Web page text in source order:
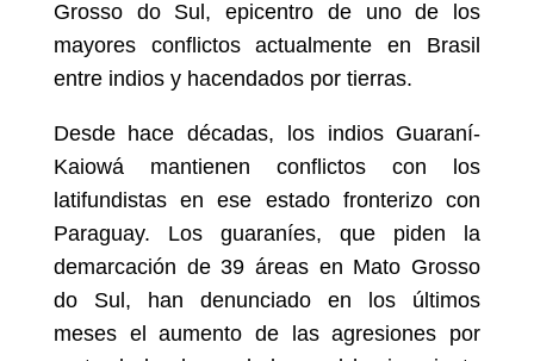
Grosso do Sul, epicentro de uno de los
mayores conflictos actualmente en Brasil
entre indios y hacendados por tierras.
Desde hace décadas, los indios Guaraní-
Kaiowá mantienen conflictos con los
latifundistas en ese estado fronterizo con
Paraguay. Los guaraníes, que piden la
demarcación de 39 áreas en Mato Grosso
do Sul, han denunciado en los últimos
meses el aumento de las agresiones por